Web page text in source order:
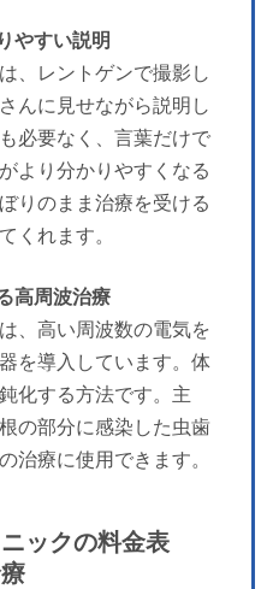
やすい説明
、レントゲンで撮影し
んに見せながら説明し
必要なく、言葉だけで
より分かりやすくなる
りのまま治療を受ける
くれます。
高周波治療
、高い周波数の電気を
を導入しています。体
化する方法です。主
の部分に感染した虫歯
治療に使用できます。
ックの料金表